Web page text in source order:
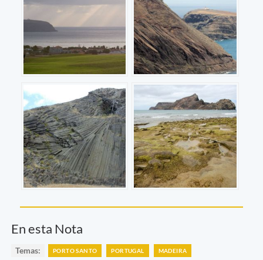
En esta Nota
Temas: PORTO SANTO PORTUGAL MADEIRA